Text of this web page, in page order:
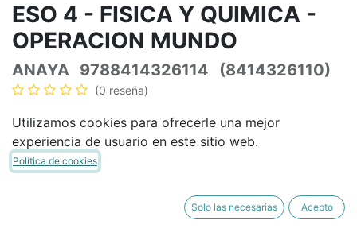
ESO 4 - FISICA Y QUIMICA -
OPERACION MUNDO
ANAYA 9788414326114 (8414326110)
(0 reseña)
47,46€ 55,84 € IVA Incluido
COMPRAR AHORA
Utilizamos cookies para ofrecerle una mejor
experiencia de usuario en este sitio web.
Política de cookies
Solo las necesarias Acepto